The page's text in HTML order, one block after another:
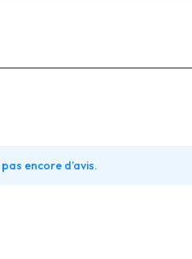
pas encore d’avis.